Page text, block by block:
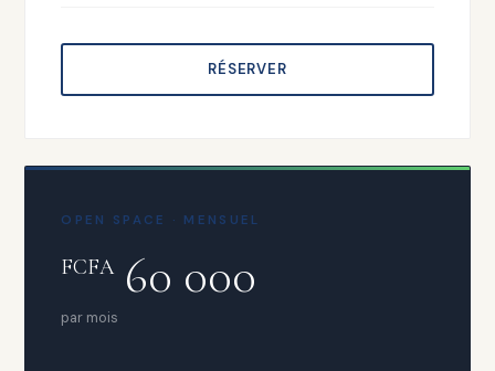
RÉSERVER
OPEN SPACE · MENSUEL
FCFA60 000
par mois